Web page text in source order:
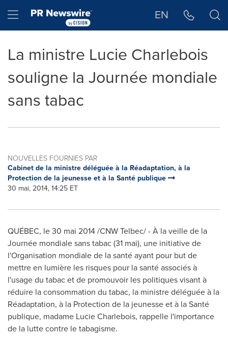
Hamburger menu EN
La ministre Lucie Charlebois
souligne la Journée mondiale
sans tabac
NOUVELLES FOURNIES PAR
Cabinet de la ministre déléguée à la Réadaptation, à la
Protection de la jeunesse et à la Santé publique
30 mai, 2014, 14:25 ET
QUÉBEC, le 30 mai 2014 /CNW Telbec/ - À la veille de la
Journée mondiale sans tabac (31 mai), une initiative de
l'Organisation mondiale de la santé ayant pour but de
mettre en lumière les risques pour la santé associés à
l'usage du tabac et de promouvoir les politiques visant à
réduire la consommation du tabac, la ministre déléguée à la
Réadaptation, à la Protection de la jeunesse et à la Santé
publique, madame Lucie Charlebois, rappelle l'importance
de la lutte contre le tabagisme.